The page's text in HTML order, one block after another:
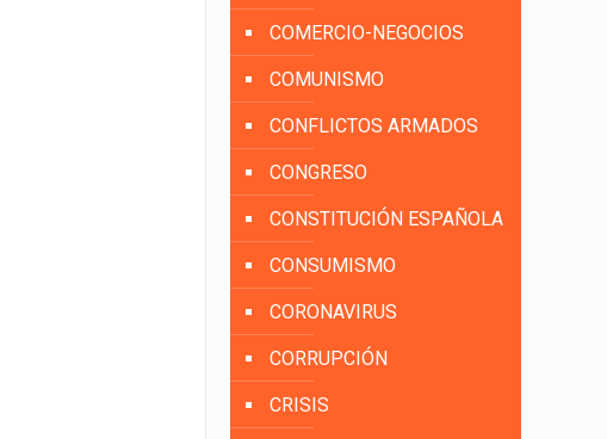
COMERCIO-NEGOCIOS
COMUNISMO
CONFLICTOS ARMADOS
CONGRESO
CONSTITUCIÓN ESPAÑOLA
CONSUMISMO
CORONAVIRUS
CORRUPCIÓN
CRISIS